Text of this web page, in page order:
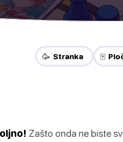
🥳 Stranka 🀄
Zašto onda ne biste